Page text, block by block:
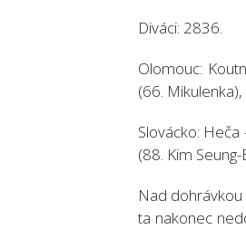
Diváci: 2836.
Olomouc:
(66.
Slovácko:
(88. Kim
Nad
ta nakonec